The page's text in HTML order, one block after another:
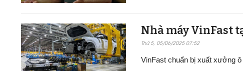
Nhà máy VinFast
Thứ 5, 05/06/2025 07:52
VinFast chuẩn bị xuất xưởng